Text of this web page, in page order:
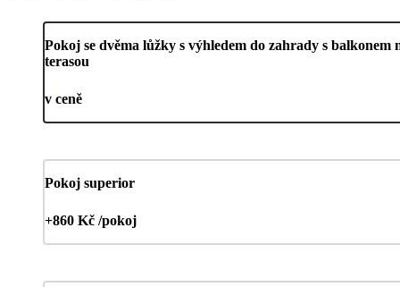
Pokoj se dvěma lůžky s výhledem do zahrady s balkonem
terasou
v ceně
Pokoj superior
+860 Kč /pokoj